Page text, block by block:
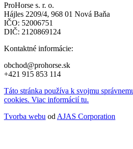
ProHorse s. r. o.
Hájles 2209/4, 968 01 Nová Baňa
IČO: 52006751
DIČ: 2120869124
Kontaktné informácie:
obchod@prohorse.sk
+421 915 853 114
Táto stránka používa k svojmu
cookies. Viac informácií tu.
Tvorba webu od AJAS Corporation